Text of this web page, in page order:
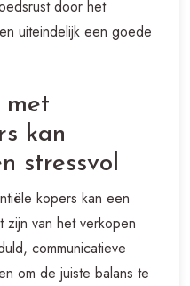
door het
uiteindelijk een goede
met
kan
stressvol
kopers kan een
zijn van het verkopen
communicatieve
om de juiste balans te